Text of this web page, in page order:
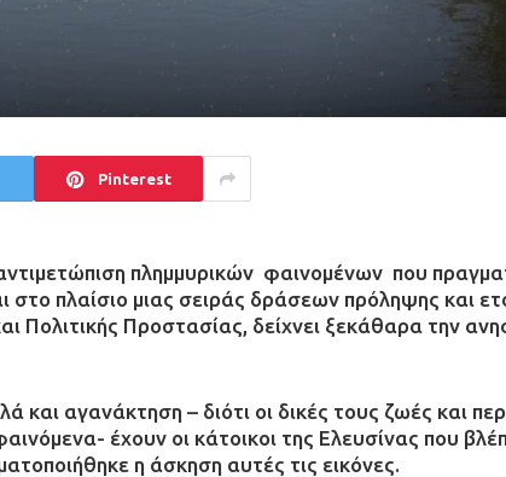
Pinterest
πλημμυρικών φαινομένων που
πλαίσιο μιας σειράς δράσεων πρόληψης και
Πολιτικής Προστασίας, δείχνει ξεκάθαρα την
και αγανάκτηση – διότι οι δικές τους ζωές και
έχουν οι κάτοικοι της Ελευσίνας που
η άσκηση αυτές τις εικόνες.